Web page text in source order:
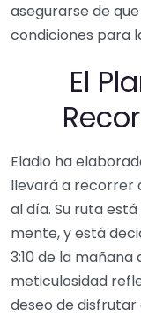
asegurarse de
condiciones para
El
Eladio ha
llevará a recorrer
al día. Su ruta
mente, y está
3:10 de la
meticulosidad
deseo de